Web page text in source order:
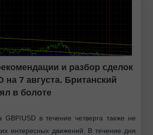
и разбор сделок
на 7 августа. Британский
в болоте
GBP/USD в течение четверга также не
интересных движений. В течение дня